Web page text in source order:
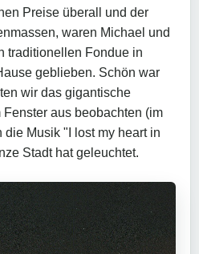
Preise überall und der
waren Michael und
traditionellen Fondue in
geblieben. Schön war
wir das gigantische
aus beobachten (im
Musik "I lost my heart in
Stadt hat geleuchtet.